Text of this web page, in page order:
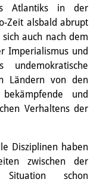
Atlantiks in der
Zeit alsbald abrupt
auch nach dem
Imperialismus und
Ländern von den
und
Verhaltens der
Disziplinen haben
zwischen der
schon